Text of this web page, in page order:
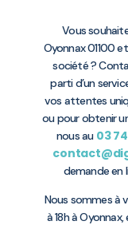
Vous
Oyonnax 01100
société ?
parti d’un
vos attentes
ou pour obtenir
nous au 03
demande en
Nous sommes à
à 18h à